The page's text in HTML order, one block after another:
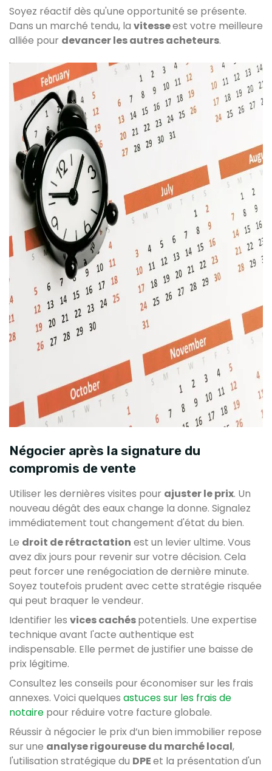
Soyez réactif dès qu'une opportunité se présente.
Dans un marché tendu, la vitesseest votre meilleure
alliée pour devancer les autres acheteurs.
Négocier après la signature du
compromis de vente
Utiliser les dernières visites pour ajuster le prix. Un
nouveau dégât des eaux change la donne. Signalez
immédiatement tout changement d'état du bien.
Le droit de rétractation est un levier ultime. Vous
avez dix jours pour revenir sur votre décision. Cela
peut forcer une renégociation de dernière minute.
Soyez toutefois prudent avec cette stratégie risquée
qui peut braquer le vendeur.
Identifier les vices cachéspotentiels. Une expertise
technique avant l'acte authentique est
indispensable. Elle permet de justifier une baisse de
prix légitime.
Consultez les conseils pour économiser sur les frais
annexes. Voici quelques astuces sur les frais de
notaire pour réduire votre facture globale.
Réussir à négocier le prix d’un bien immobilier repose
sur une analyse rigoureuse du marché local,
l'utilisation stratégique du DPEet la présentation d'un